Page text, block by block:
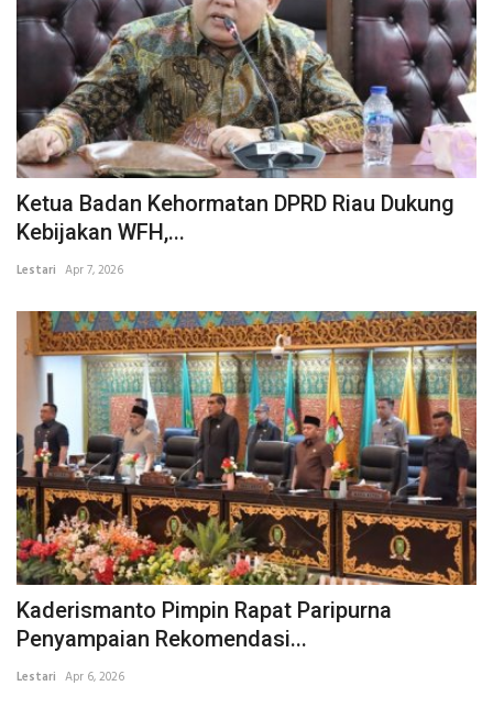
Ketua Badan Kehormatan DPRD Riau Dukung
Kebijakan WFH,...
Lestari Apr 7, 2026
Kaderismanto Pimpin Rapat Paripurna
Penyampaian Rekomendasi...
Lestari Apr 6, 2026